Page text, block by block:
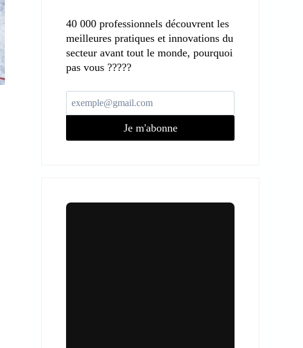
40 000 professionnels découvrent les
meilleures pratiques et innovations du
secteur avant tout le monde, pourquoi
pas vous ?????
Je m'abonne